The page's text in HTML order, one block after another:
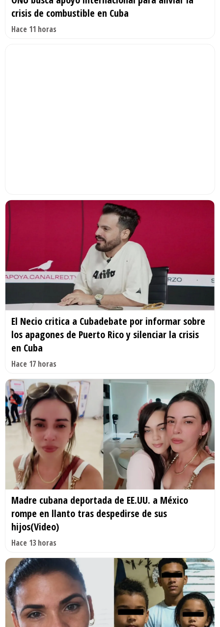
crisis de combustible en Cuba
Hace 11 horas
El Necio critica a Cubadebate por informar sobre
los apagones de Puerto Rico y silenciar la crisis
en Cuba
Hace 17 horas
Madre cubana deportada de EE.UU. a México
rompe en llanto tras despedirse de sus
hijos(Video)
Hace 13 horas